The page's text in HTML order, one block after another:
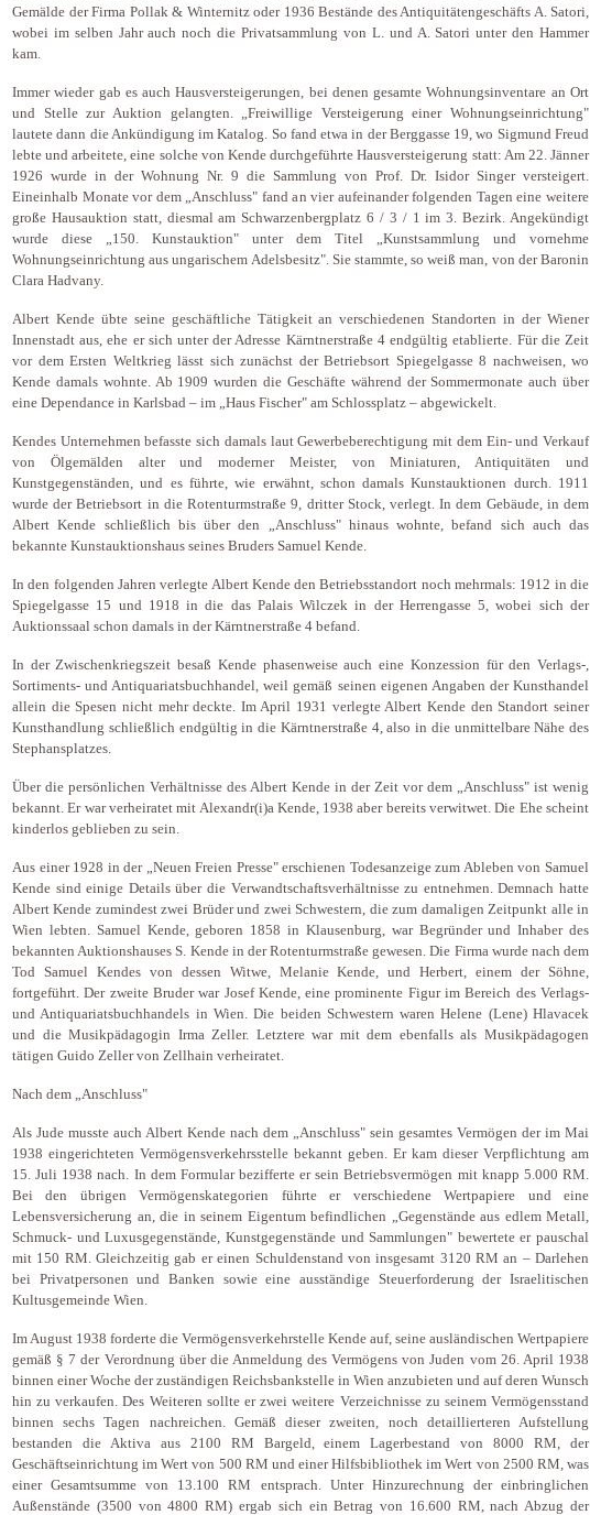
Gemälde der Firma Pollak & Winternitz oder 1936 Bestände des Antiquitätengeschäfts A. Satori,
wobei im selben Jahr auch noch die Privatsammlung von L. und A. Satori unter den Hammer
kam.
Immer wieder gab es auch Hausversteigerungen, bei denen gesamte Wohnungsinventare an Ort
und Stelle zur Auktion gelangten. „Freiwillige Versteigerung einer Wohnungseinrichtung"
lautete dann die Ankündigung im Katalog. So fand etwa in der Berggasse 19, wo Sigmund Freud
lebte und arbeitete, eine solche von Kende durchgeführte Hausversteigerung statt: Am 22. Jänner
1926 wurde in der Wohnung Nr. 9 die Sammlung von Prof. Dr. Isidor Singer versteigert.
Eineinhalb Monate vor dem „Anschluss" fand an vier aufeinander folgenden Tagen eine weitere
große Hausauktion statt, diesmal am Schwarzenbergplatz 6 / 3 / 1 im 3. Bezirk. Angekündigt
wurde diese „150. Kunstauktion" unter dem Titel „Kunstsammlung und vornehme
Wohnungseinrichtung aus ungarischem Adelsbesitz". Sie stammte, so weiß man, von der Baronin
Clara Hadvany.
Albert Kende übte seine geschäftliche Tätigkeit an verschiedenen Standorten in der Wiener
Innenstadt aus, ehe er sich unter der Adresse Kärntnerstraße 4 endgültig etablierte. Für die Zeit
vor dem Ersten Weltkrieg lässt sich zunächst der Betriebsort Spiegelgasse 8 nachweisen, wo
Kende damals wohnte. Ab 1909 wurden die Geschäfte während der Sommermonate auch über
eine Dependance in Karlsbad – im „Haus Fischer" am Schlossplatz – abgewickelt.
Kendes Unternehmen befasste sich damals laut Gewerbeberechtigung mit dem Ein- und Verkauf
von Ölgemälden alter und moderner Meister, von Miniaturen, Antiquitäten und
Kunstgegenständen, und es führte, wie erwähnt, schon damals Kunstauktionen durch. 1911
wurde der Betriebsort in die Rotenturmstraße 9, dritter Stock, verlegt. In dem Gebäude, in dem
Albert Kende schließlich bis über den „Anschluss" hinaus wohnte, befand sich auch das
bekannte Kunstauktionshaus seines Bruders Samuel Kende.
In den folgenden Jahren verlegte Albert Kende den Betriebsstandort noch mehrmals: 1912 in die
Spiegelgasse 15 und 1918 in die das Palais Wilczek in der Herrengasse 5, wobei sich der
Auktionssaal schon damals in der Kärntnerstraße 4 befand.
In der Zwischenkriegszeit besaß Kende phasenweise auch eine Konzession für den Verlags-,
Sortiments- und Antiquariatsbuchhandel, weil gemäß seinen eigenen Angaben der Kunsthandel
allein die Spesen nicht mehr deckte. Im April 1931 verlegte Albert Kende den Standort seiner
Kunsthandlung schließlich endgültig in die Kärntnerstraße 4, also in die unmittelbare Nähe des
Stephansplatzes.
Über die persönlichen Verhältnisse des Albert Kende in der Zeit vor dem „Anschluss" ist wenig
bekannt. Er war verheiratet mit Alexandr(i)a Kende, 1938 aber bereits verwitwet. Die Ehe scheint
kinderlos geblieben zu sein.
Aus einer 1928 in der „Neuen Freien Presse" erschienen Todesanzeige zum Ableben von Samuel
Kende sind einige Details über die Verwandtschaftsverhältnisse zu entnehmen. Demnach hatte
Albert Kende zumindest zwei Brüder und zwei Schwestern, die zum damaligen Zeitpunkt alle in
Wien lebten. Samuel Kende, geboren 1858 in Klausenburg, war Begründer und Inhaber des
bekannten Auktionshauses S. Kende in der Rotenturmstraße gewesen. Die Firma wurde nach dem
Tod Samuel Kendes von dessen Witwe, Melanie Kende, und Herbert, einem der Söhne,
fortgeführt. Der zweite Bruder war Josef Kende, eine prominente Figur im Bereich des Verlags-
und Antiquariatsbuchhandels in Wien. Die beiden Schwestern waren Helene (Lene) Hlavacek
und die Musikpädagogin Irma Zeller. Letztere war mit dem ebenfalls als Musikpädagogen
tätigen Guido Zeller von Zellhain verheiratet.
Nach dem „Anschluss"
Als Jude musste auch Albert Kende nach dem „Anschluss" sein gesamtes Vermögen der im Mai
1938 eingerichteten Vermögensverkehrsstelle bekannt geben. Er kam dieser Verpflichtung am
15. Juli 1938 nach. In dem Formular bezifferte er sein Betriebsvermögen mit knapp 5.000 RM.
Bei den übrigen Vermögenskategorien führte er verschiedene Wertpapiere und eine
Lebensversicherung an, die in seinem Eigentum befindlichen „Gegenstände aus edlem Metall,
Schmuck- und Luxusgegenstände, Kunstgegenstände und Sammlungen" bewertete er pauschal
mit 150 RM. Gleichzeitig gab er einen Schuldenstand von insgesamt 3120 RM an – Darlehen
bei Privatpersonen und Banken sowie eine ausständige Steuerforderung der Israelitischen
Kultusgemeinde Wien.
Im August 1938 forderte die Vermögensverkehrstelle Kende auf, seine ausländischen Wertpapiere
gemäß § 7 der Verordnung über die Anmeldung des Vermögens von Juden vom 26. April 1938
binnen einer Woche der zuständigen Reichsbankstelle in Wien anzubieten und auf deren Wunsch
hin zu verkaufen. Des Weiteren sollte er zwei weitere Verzeichnisse zu seinem Vermögensstand
binnen sechs Tagen nachreichen. Gemäß dieser zweiten, noch detaillierteren Aufstellung
bestanden die Aktiva aus 2100 RM Bargeld, einem Lagerbestand von 8000 RM, der
Geschäftseinrichtung im Wert von 500 RM und einer Hilfsbibliothek im Wert von 2500 RM, was
einer Gesamtsumme von 13.100 RM entsprach. Unter Hinzurechnung der einbringlichen
Außenstände (3500 von 4800 RM) ergab sich ein Betrag von 16.600 RM, nach Abzug der